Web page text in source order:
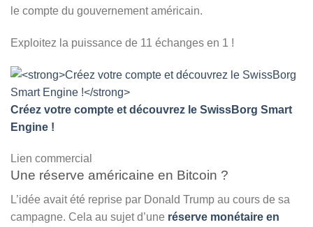
le compte du gouvernement américain.
Exploitez la puissance de 11 échanges en 1 !
Créez votre compte et découvrez le SwissBorg Smart
Engine !
Lien commercial
Une réserve américaine en Bitcoin ?
L’idée avait été reprise par Donald Trump au cours de sa
campagne. Cela au sujet d’une réserve monétaire en